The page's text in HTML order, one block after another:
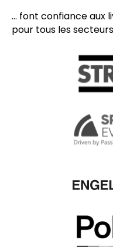
... font confiance aux
pour tous les secteurs